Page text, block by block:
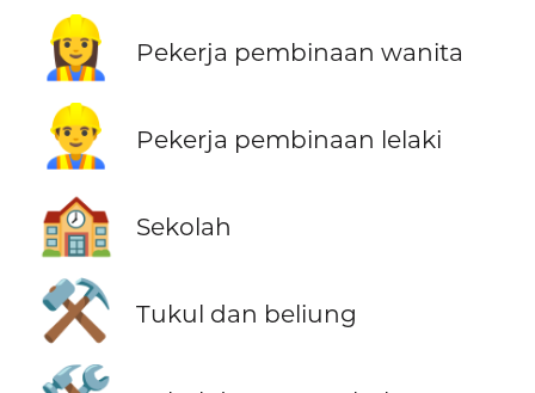
👷‍♀️ Pekerja pembinaan wanita
👷‍♂️ Pekerja pembinaan lelaki
🏫 Sekolah
⚒️ Tukul dan beliung